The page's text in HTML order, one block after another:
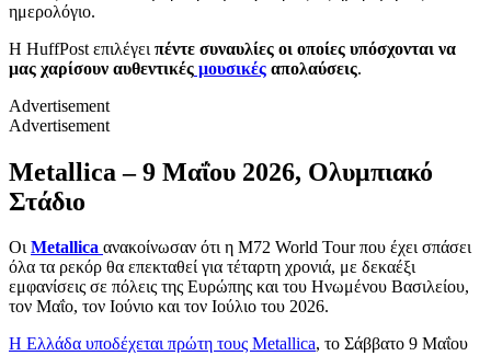
ημερολόγιο.
Η HuffPost επιλέγει πέντε συναυλίες οι οποίες υπόσχονται να
μας χαρίσουν αυθεντικές μουσικές απολαύσεις.
Advertisement
Advertisement
Metallica – 9 Μαΐου 2026, Ολυμπιακό
Στάδιο
ΟιMetallica ανακοίνωσαν ότι η M72 World Tour που έχει σπάσει
όλα τα ρεκόρ θα επεκταθεί για τέταρτη χρονιά, με δεκαέξι
εμφανίσεις σε πόλεις της Ευρώπης και του Ηνωμένου Βασιλείου,
τον Μαΐο, τον Ιούνιο και τον Ιούλιο του 2026.
Η Ελλάδα υποδέχεται πρώτη τους Metallica, το Σάββατο 9 Μαΐου